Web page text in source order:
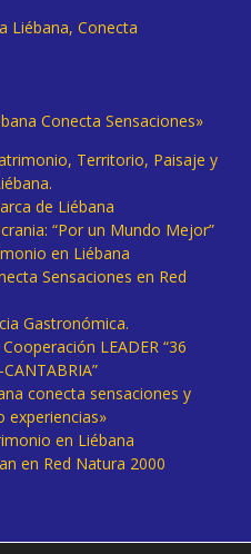
Liébana, Conecta
Conecta Sensaciones»
Territorio, Paisaje y
de Liébana
“Por un Mundo Mejor”
en Liébana
Sensaciones en Red
Gastronómica.
LEADER “36
conecta sensaciones y
experiencias»
en Liébana
en Red Natura 2000